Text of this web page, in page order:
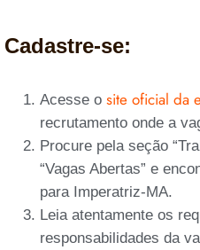
Cadastre-se:
Acesse o site oficial da
recrutamento onde a
Procure pela seção
“Vagas Abertas” e
para Imperatriz-MA.
Leia atentamente os
responsabilidades da